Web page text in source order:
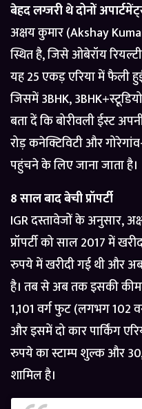
बेहद लग्जरी थे दोनों
अक्षय कुमार (Akshay
स्थित है, जिसे ओबेरॉय
यह 25 एकड़ एरिया में फैली
जिसमें 3BHK,
बता दें कि बोरीवली ईस्ट अपनी
रोड़ कनेक्टिविटी और
पहुंचने के लिए जाना जाता है।
8 साल बाद बेची प्रॉपर्टी
IGR दस्तावेजों के अनुसार,
प्रॉपर्टी को साल 2017 में
रुपये में खरीदी गई थी और
है। तब से अब तक इसकी
1,101 वर्ग फुट (लगभग 102
और इसमें दो कार पार्किंग
रुपये का स्टाम्प शुल्क और
शामिल है।